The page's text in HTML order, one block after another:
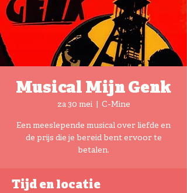
Musical Mijn Genk
za 30 mei
  |
C-Mine
Een meeslepende musical over liefde en
de prijs die je bereid bent ervoor te
betalen.
Tijd en locatie